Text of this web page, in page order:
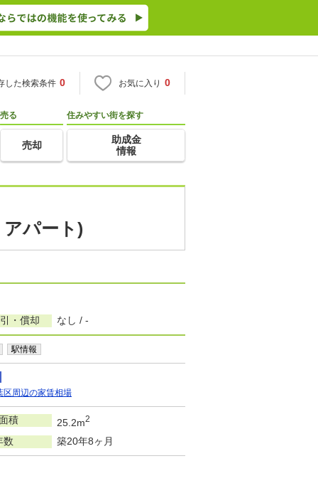
した検索条件 0 お気に入り 0
売る
売却
住みやすい街を探す
助成金
情報
パート)
・償却 なし / -
駅情報
区周辺の家賃相場
積 25.2m2
数 築20年8ヶ月